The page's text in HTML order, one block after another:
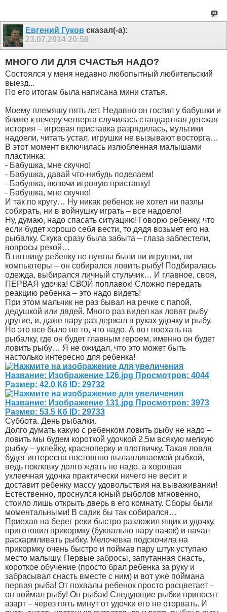
Евгений Гуков сказал(-а):
23.07.201420:58
МНОГО ЛИ ДЛЯ СЧАСТЬЯ НАДО?
Состоялся у меня недавно любопытный любительский
выезд...
По его итогам была написана мини статья.
Моему племяшу пять лет. Недавно он гостил у бабушки и
ближе к вечеру четверга случилась стандартная детская
история – игровая приставка разрядилась, мультики
надоели, читать устал, игрушки не вызывают восторга…
В этот момент включилась излюбленная малышами
пластинка:
- Бабушка, мне скучно!
- Бабушка, давай что-нибудь поделаем!
- Бабушка, включи игровую приставку!
- Бабушка, мне скучно!
И так по кругу… Ну никак ребенок не хотел ни пазлы
собирать, ни в войнушку играть – все надоело!
Ну, думаю, надо спасать ситуацию! Говорю ребенку, что
если будет хорошо себя вести, то дядя возьмет его на
рыбалку. Скука сразу была забыта – глаза заблестели,
вопросы рекой…
В пятницу ребенку не нужны были ни игрушки, ни
компьютеры – он собирался ловить рыбу! Подбиралась
одежда, выбирался личный стульчик… И главное, своя,
ПЕРВАЯ удочка! СВОЙ поплавок! Сложно передать
реакцию ребенка – это надо видеть!
При этом мальчик не раз бывал на речке с папой,
дедушкой или дядей. Много раз видел как ловят рыбу
другие, и, даже пару раз держал в руках удочку и рыбу.
Но это все было не то, что надо. А вот поехать на
рыбалку, где он будет главным героем, именно он будет
ловить рыбу… Я не ожидал, что это может быть
настолько интересно для ребенка!
Суббота. День рыбалки.
Долго думать какую с ребенком ловить рыбу не надо –
ловить мы будем короткой удочкой 2,5м всякую мелкую
рыбку – уклейку, красноперку и плотвичку. Такая ловля
будет интересна постоянно вылавливаемой рыбкой,
ведь поклевку долго ждать не надо, а хорошая
уклеечная удочка практически ничего не весит и
доставит ребенку массу удовольствия на вываживании!
Естественно, проснулся юный рыболов мгновенно,
стоило лишь открыть дверь в его комнату. Сборы были
моментальными! В садик бы так собирался…
Приехав на берег реки быстро разложил ящик и удочку,
приготовил прикормку (буквально пару пачек) и начал
раскармливать рыбку. Мелочевка подскочила на
прикормку очень быстро и поймав пару штук уступаю
место малышу. Первые забросы, запутанная снасть,
короткое обучение (просто брал ребенка за руку и
забрасывал снасть вместе с ним) и вот уже поймана
первая рыба! От похвалы ребенок просто расцветает –
он поймал рыбу! Он рыбак! Следующие рыбки приносят
азарт – через пять минут от удочки его не оторвать. И